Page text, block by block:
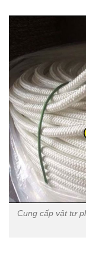
Cung cấp vật tư